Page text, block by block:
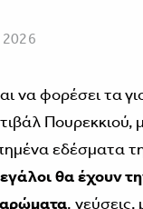
2026
να φορέσει τα
εδέσματα
θα έχουν
αρώματα, γεύσεις,